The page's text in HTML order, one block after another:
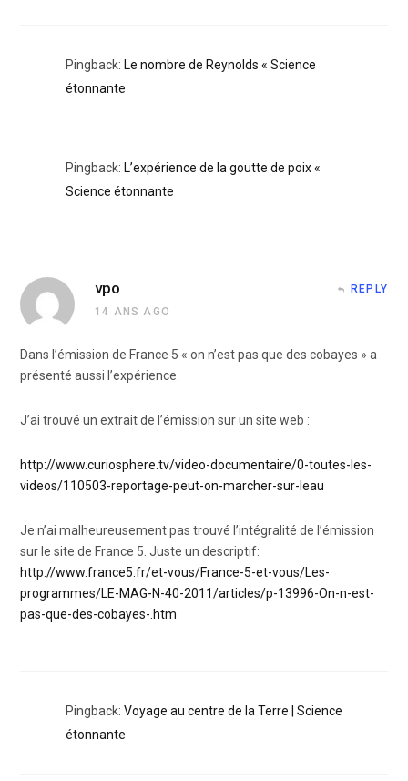
Pingback: Le nombre de Reynolds « Science
étonnante
Pingback: L’expérience de la goutte de poix «
Science étonnante
vpo
14 ANS AGO
REPLY
Dans l’émission de France 5 « on n’est pas que des cobayes » a
présenté aussi l’expérience.
J’ai trouvé un extrait de l’émission sur un site web :
http://www.curiosphere.tv/video-documentaire/0-toutes-les-
videos/110503-reportage-peut-on-marcher-sur-leau
Je n’ai malheureusement pas trouvé l’intégralité de l’émission
sur le site de France 5. Juste un descriptif:
http://www.france5.fr/et-vous/France-5-et-vous/Les-
programmes/LE-MAG-N-40-2011/articles/p-13996-On-n-est-
pas-que-des-cobayes-.htm
Pingback: Voyage au centre de la Terre | Science
étonnante